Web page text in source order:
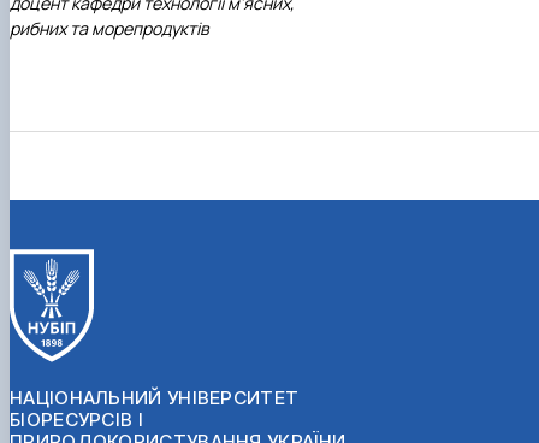
рибних та морепродуктів
НАЦІОНАЛЬНИЙ УНІВЕРСИТЕТ
БІОРЕСУРСІВ І